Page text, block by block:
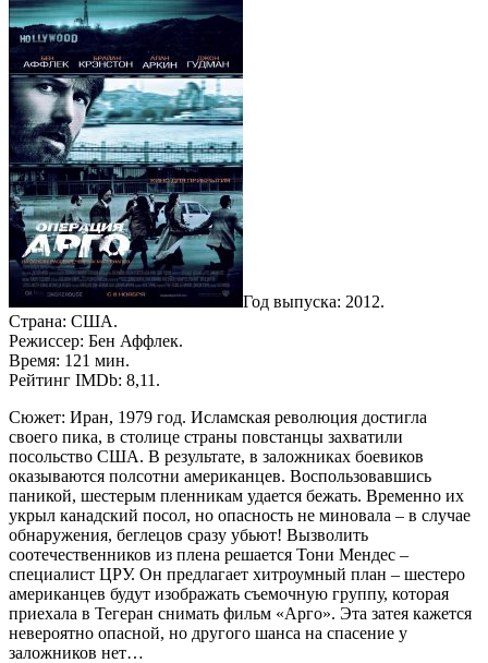
Год выпуска: 2012.
Страна: США.
Режиссер: Бен Аффлек.
Время: 121 мин.
Рейтинг IMDb: 8,11.
Сюжет: Иран, 1979 год. Исламская революция достигла
своего пика, в столице страны повстанцы захватили
посольство США. В результате, в заложниках боевиков
оказываются полсотни американцев. Воспользовавшись
паникой, шестерым пленникам удается бежать. Временно их
укрыл канадский посол, но опасность не миновала – в случае
обнаружения, беглецов сразу убьют! Вызволить
соотечественников из плена решается Тони Мендес –
специалист ЦРУ. Он предлагает хитроумный план – шестеро
американцев будут изображать съемочную группу, которая
приехала в Тегеран снимать фильм «Арго». Эта затея кажется
невероятно опасной, но другого шанса на спасение у
заложников нет…